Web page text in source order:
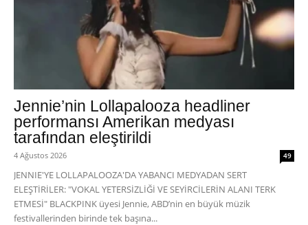
Jennie’nin Lollapalooza headliner
performansı Amerikan medyası
tarafından eleştirildi
4 Ağustos 2026 49
JENNIE'YE LOLLAPALOOZA'DA YABANCI MEDYADAN SERT
ELEŞTİRİLER: "VOKAL YETERSİZLİĞİ VE SEYİRCİLERİN ALANI TERK
ETMESİ" BLACKPINK üyesi Jennie, ABD’nin en büyük müzik
festivallerinden birinde tek başına...